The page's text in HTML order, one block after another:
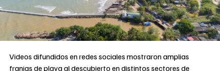
Videos difundidos en redes sociales mostraron amplias
franjas de playa al descubierto en distintos sectores de